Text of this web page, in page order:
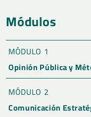
Módulos
MÓDULO 1
Opinión Pública y
• Principios y teorías
la opinión pública.
• Métodos
MÓDULO 2
Comunicación